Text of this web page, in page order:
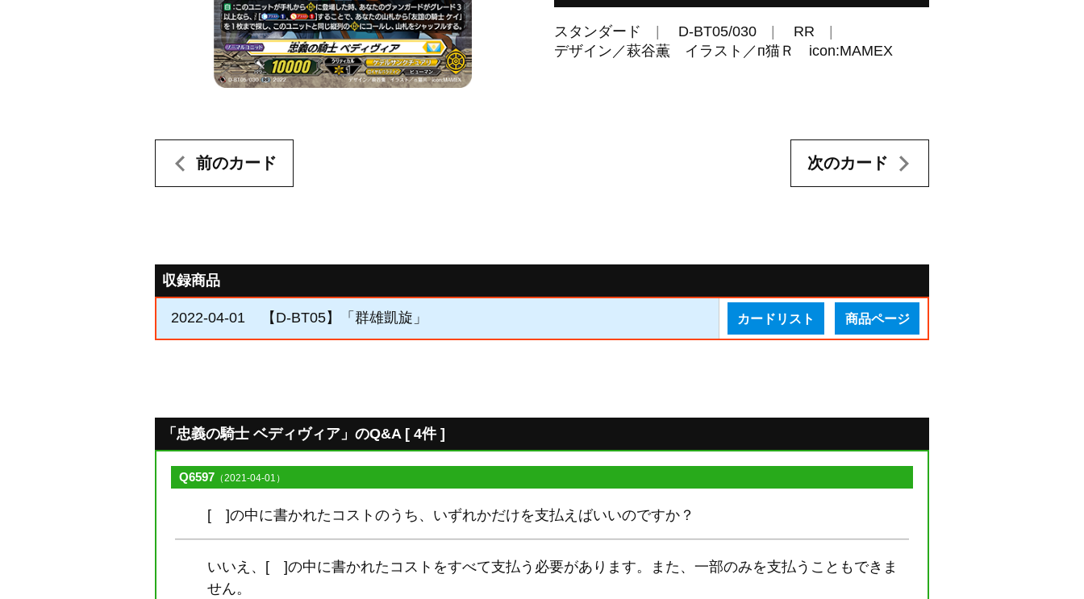
スタンダード D-BT05/030
RR
デザイン／萩谷薫 イラスト／п猫Ｒ icon:MAMEX
前のカード 次のカード
収録商品
2022-04-01 【D-BT05】「群雄凱旋」 カードリスト 商品ページ
「忠義の騎士 ベディヴィア」のQ&A [ 4件 ]
Q6597 （2021-04-01）
[ ]の中に書かれたコストのうち、いずれかだけを支払えばいいのですか？
いいえ、[ ]の中に書かれたコストをすべて支払う必要があります。また、一部のみを支払うこともできま
せん。